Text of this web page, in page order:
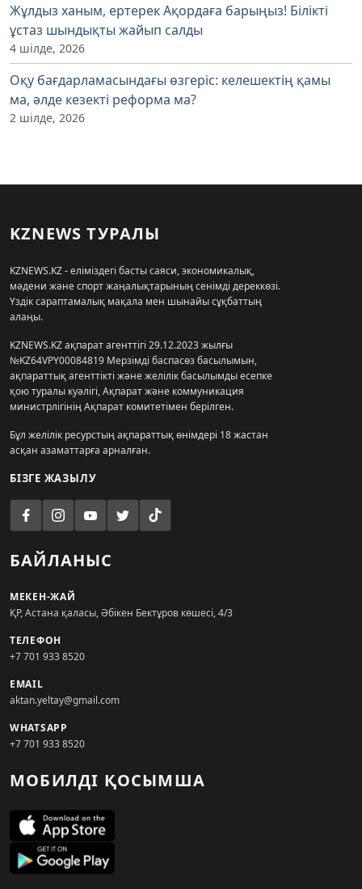
Жұлдыз ханым, ертерек Ақордаға барыңыз! Білікті
ұстаз шындықты жайып салды
4 шілде, 2026
Оқу бағдарламасындағы өзгеріс: келешектің қамы
ма, әлде кезекті реформа ма?
2 шілде, 2026
KZNEWS ТУРАЛЫ
KZNEWS.KZ - еліміздегі басты саяси, экономикалық,
мәдени және спорт жаңалықтарының сенімді дереккөзі.
Үздік сараптамалық мақала мен шынайы сұқбаттың
алаңы.
KZNEWS.KZ ақпарат агенттігі 29.12.2023 жылғы
№KZ64VPY00084819 Мерзімді баспасөз басылымын,
ақпараттық агенттікті және желілік басылымды есепке
қою туралы куәлігі, Ақпарат және коммуникация
министрлігінің Ақпарат комитетімен берілген.
Бұл желілік ресурстың ақпараттық өнімдері 18 жастан
асқан азаматтарға арналған.
БІЗГЕ ЖАЗЫЛУ
БАЙЛАНЫС
МЕКЕН-ЖАЙ
ҚР, Астана қаласы, Әбікен Бектұров көшесі, 4/3
ТЕЛЕФОН
+7 701 933 8520
EMAIL
aktan.yeltay@gmail.com
WHATSAPP
+7 701 933 8520
МОБИЛДІ ҚОСЫМША